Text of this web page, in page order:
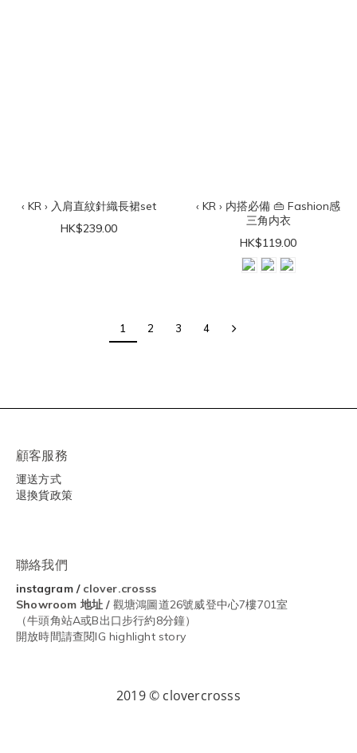
‹ KR › 入肩直紋針織長裙set
HK$239.00
‹ KR › 内搭必備 👜 Fashion感
三角内衣
HK$119.00
1 2 3 4
顧客服務
運送方式
退換貨政策
聯絡我們
instagram/ clover.crosss
Showroom 地址 / 觀塘鴻圖道26號威登中心7樓701室
（牛頭角站A或B出口步行約8分鐘）
開放時間請查閱IG highlight story
2019 © clovercrosss